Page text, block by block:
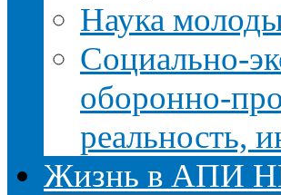
Наука
Социально-
оборонно-
реальность,
Жизнь в АПИ